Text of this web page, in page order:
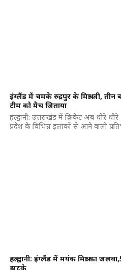
इंग्लैंड में चमके रुद्रपुर के मिश्रा जी,
टीम को मैच जिताया
हल्द्वानी: उत्तराखंड में क्रिकेट अब धीरे
प्रदेश के विभिन्न इलाकों से आने वाली
हल्द्वानी: इंग्लैंड में मयंक मिश्रा का
झटके